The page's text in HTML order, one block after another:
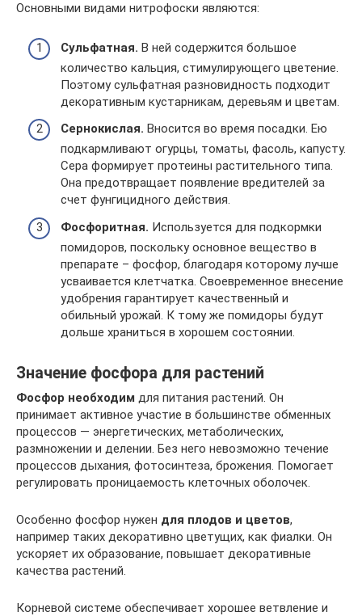
Основными видами нитрофоски являются:
Сульфатная. В ней содержится большое
количество кальция, стимулирующего цветение.
Поэтому сульфатная разновидность подходит
декоративным кустарникам, деревьям и цветам.
Сернокислая. Вносится во время посадки. Ею
подкармливают огурцы, томаты, фасоль, капусту.
Сера формирует протеины растительного типа.
Она предотвращает появление вредителей за
счет фунгицидного действия.
Фосфоритная. Используется для подкормки
помидоров, поскольку основное вещество в
препарате – фосфор, благодаря которому лучше
усваивается клетчатка. Своевременное внесение
удобрения гарантирует качественный и
обильный урожай. К тому же помидоры будут
дольше храниться в хорошем состоянии.
Значение фосфора для растений
Фосфор необходим для питания растений. Он
принимает активное участие в большинстве обменных
процессов — энергетических, метаболических,
размножении и делении. Без него невозможно течение
процессов дыхания, фотосинтеза, брожения. Помогает
регулировать проницаемость клеточных оболочек.
Особенно фосфор нужен для плодов и цветов,
например таких декоративно цветущих, как фиалки. Он
ускоряет их образование, повышает декоративные
качества растений.
Корневой системе обеспечивает хорошее ветвление и